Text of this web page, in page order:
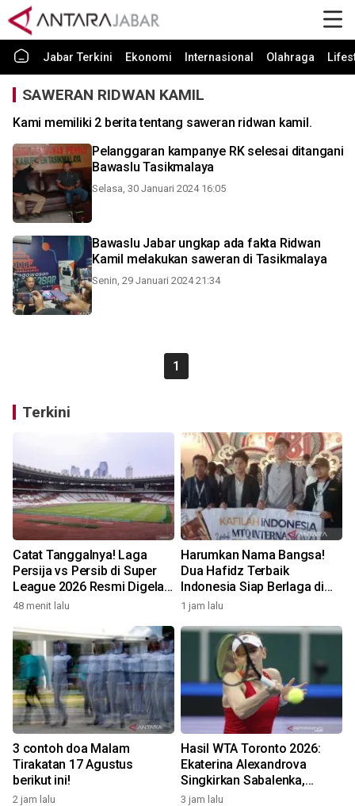
Jabar Terkini Ekonomi Internasional Olahraga
SAWERAN RIDWAN KAMIL
Kami memiliki 2 berita tentang saweran ridwan kamil.
Pelanggaran kampanye RK selesai ditangani
Bawaslu Tasikmalaya
Selasa, 30 Januari 2024 16:05
Bawaslu Jabar ungkap ada fakta Ridwan
Kamil melakukan saweran di Tasikmalaya
Senin, 29 Januari 2024 21:34
1
Terkini
Catat Tanggalnya! Laga
Persija vs Persib di Super
League 2026 Resmi Digelar
di GBK
48 menit lalu
Harumkan Nama Bangsa!
Dua Hafidz Terbaik
Indonesia Siap Berlaga di
MTQ Internasional Maroko
1 jam lalu
3 contoh doa Malam
Tirakatan 17 Agustus
berikut ini!
2 jam lalu
Hasil WTA Toronto 2026:
Ekaterina Alexandrova
Singkirkan Sabalenka,
Swiatek Segel Tiket
3 jam lalu